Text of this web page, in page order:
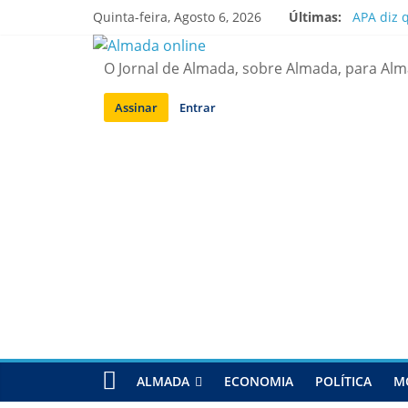
Quinta-feira, Agosto 6, 2026 Últimas:
APA diz
Ponte
O Jornal de Almada, sobre Almada, para
Assinar Entrar
ALMADA ECONOMIA POLÍTICA